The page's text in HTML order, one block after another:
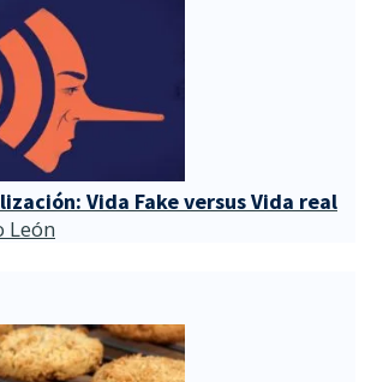
Vida Fake versus Vida real
León